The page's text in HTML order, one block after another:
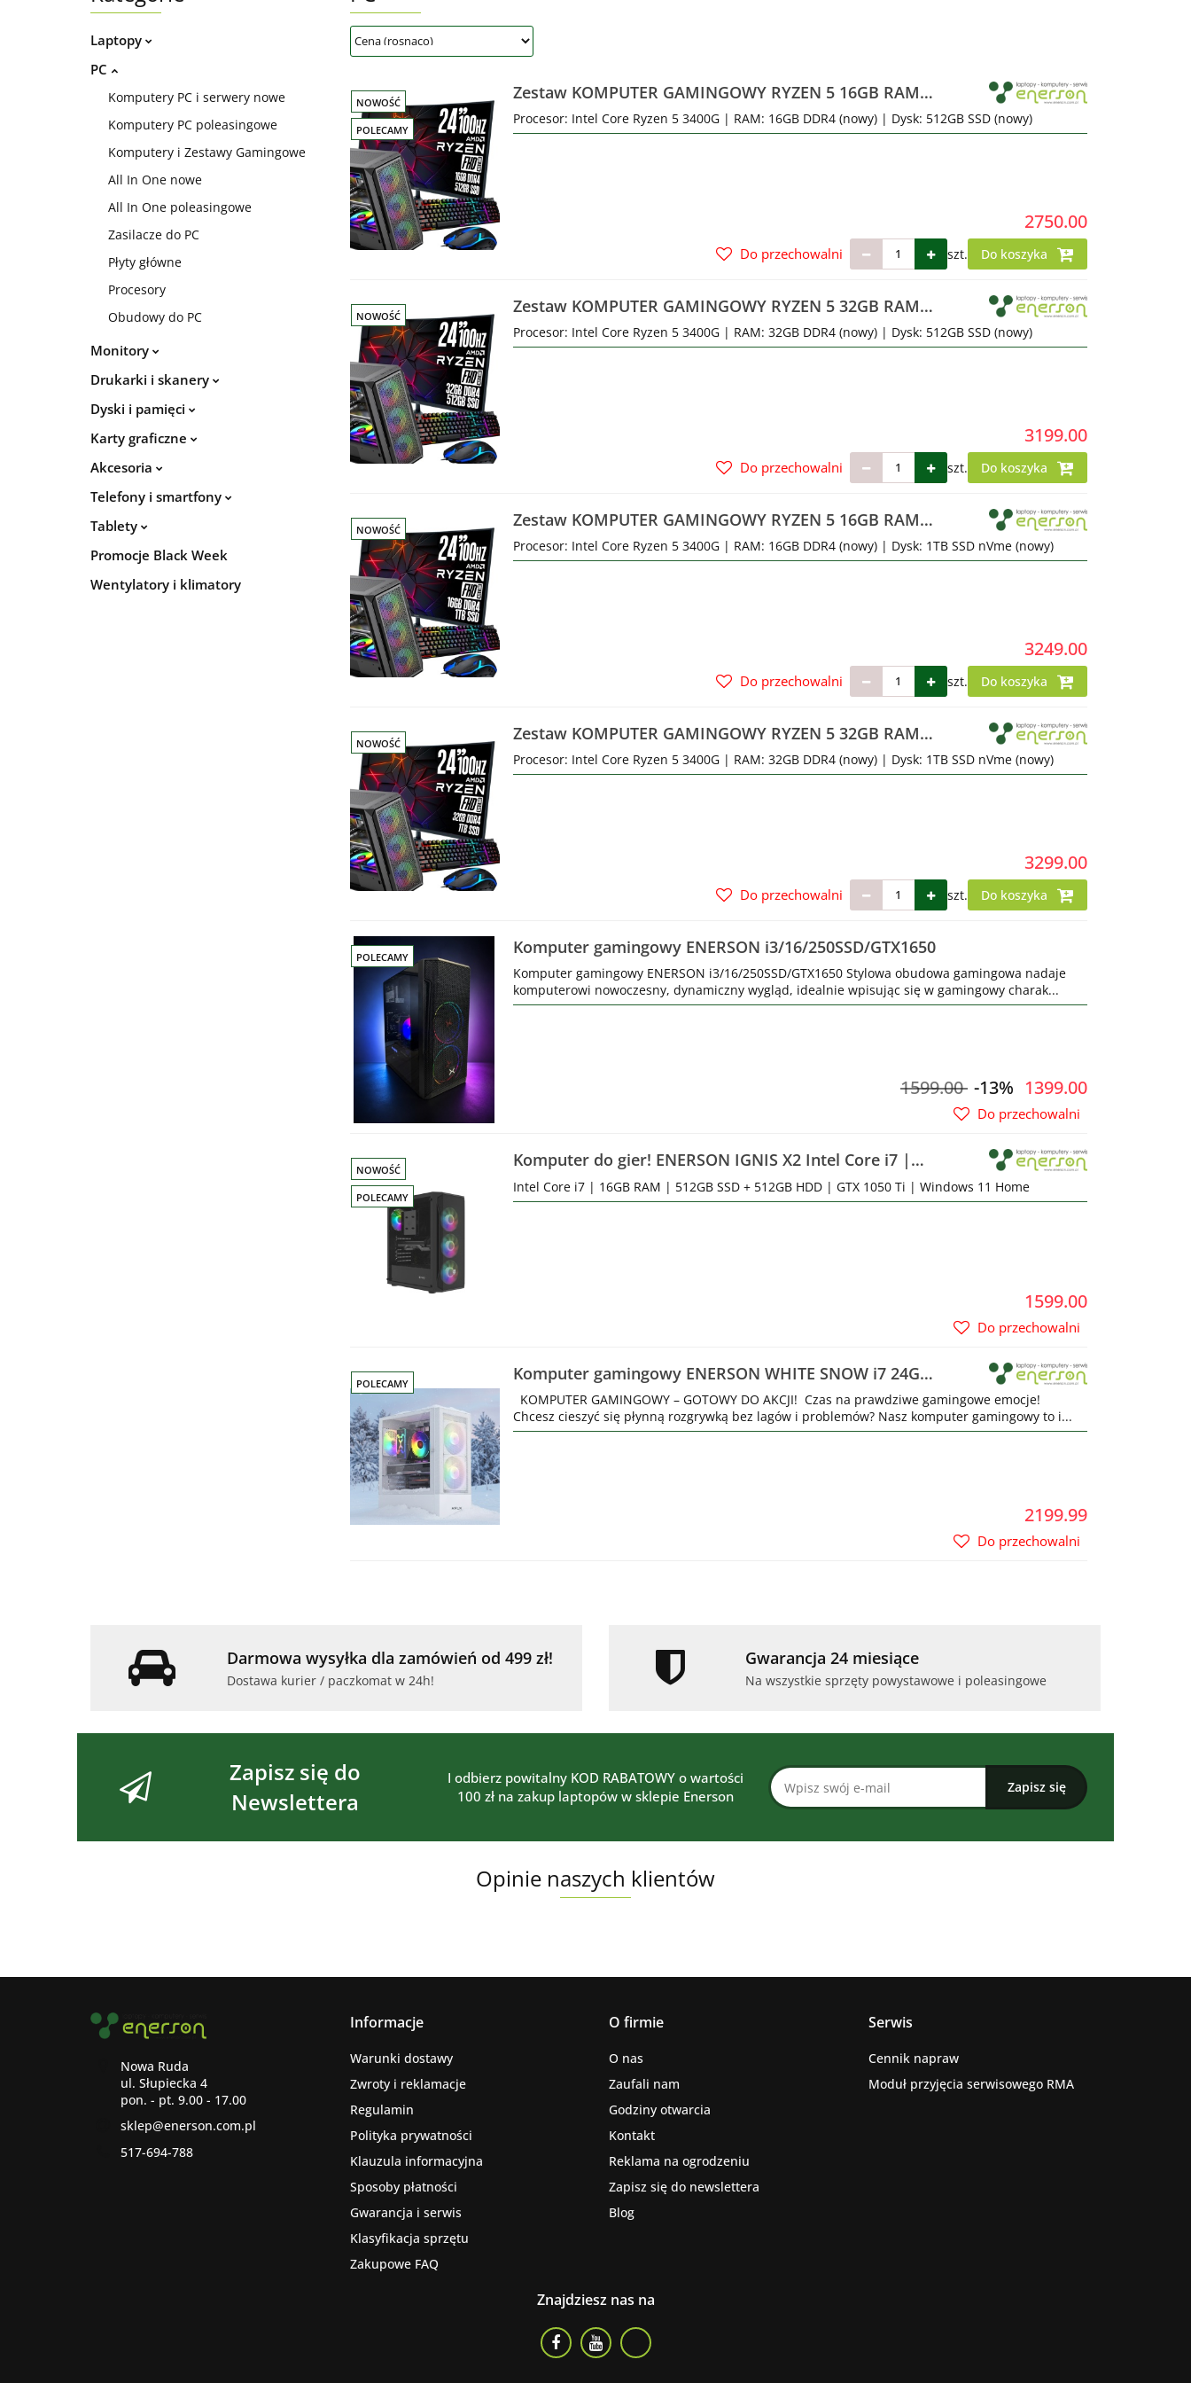
Laptopy
PC
Komputery PC i serwery nowe
Komputery PC poleasingowe
Komputery i Zestawy Gamingowe
All In One nowe
All In One poleasingowe
Zasilacze do PC
Płyty główne
Procesory
Obudowy do PC
Monitory
Drukarki i skanery
Dyski i pamięci
Karty graficzne
Akcesoria
Telefony i smartfony
Tablety
Promocje Black Week
Wentylatory i klimatory
NOWOŚĆ
POLECAMY
Zestaw KOMPUTER GAMINGOWY RYZEN 5 16GB RAM
512GB SSD + Monitor do gier 24 WiFi
Procesor: Intel Core Ryzen 5 3400G | RAM: 16GB DDR4 (nowy) | Dysk: 512GB SSD (nowy)
2750.00
szt. Do koszyka
Do przechowalni
NOWOŚĆ
Zestaw KOMPUTER GAMINGOWY RYZEN 5 32GB RAM
512GB SSD + Monitor do gier 24 WiFi
Procesor: Intel Core Ryzen 5 3400G | RAM: 32GB DDR4 (nowy) | Dysk: 512GB SSD (nowy)
3199.00
szt. Do koszyka
Do przechowalni
NOWOŚĆ
Zestaw KOMPUTER GAMINGOWY RYZEN 5 16GB RAM
1TB SSD + Monitor do gier 24 WiFi
Procesor: Intel Core Ryzen 5 3400G | RAM: 16GB DDR4 (nowy) | Dysk: 1TB SSD nVme (nowy)
3249.00
szt. Do koszyka
Do przechowalni
NOWOŚĆ
Zestaw KOMPUTER GAMINGOWY RYZEN 5 32GB RAM
1TB SSD + Monitor do gier 24 WiFi
Procesor: Intel Core Ryzen 5 3400G | RAM: 32GB DDR4 (nowy) | Dysk: 1TB SSD nVme (nowy)
3299.00
szt. Do koszyka
Do przechowalni
POLECAMY Komputer gamingowy ENERSON i3/16/250SSD/GTX1650
Komputer gamingowy ENERSON i3/16/250SSD/GTX1650 Stylowa obudowa gamingowa nadaje
komputerowi nowoczesny, dynamiczny wygląd, idealnie wpisując się w gamingowy charak...
1599.00 -13% 1399.00
Do przechowalni
NOWOŚĆ
POLECAMY
Komputer do gier! ENERSON IGNIS X2 Intel Core i7 |
GTX1050 Ti 4GB
Intel Core i7 | 16GB RAM | 512GB SSD + 512GB HDD | GTX 1050 Ti | Windows 11 Home
1599.00
Do przechowalni
POLECAMY
Komputer gamingowy ENERSON WHITE SNOW i7 24GB
RAM 256GB SSD + 500GB HDD
KOMPUTER GAMINGOWY – GOTOWY DO AKCJI! Czas na prawdziwe gamingowe emocje!
Chcesz cieszyć się płynną rozgrywką bez lagów i problemów? Nasz komputer gamingowy to i...
2199.99
Do przechowalni
Darmowa wysyłka dla zamówień od 499 zł!
Dostawa kurier / paczkomat w 24h!
Gwarancja 24 miesiące
Na wszystkie sprzęty powystawowe i poleasingowe
Zapisz się do
Newslettera
I odbierz powitalny KOD RABATOWY o wartości
100 zł na zakup laptopów w sklepie Enerson
Opinie naszych klientów
Nowa Ruda
ul. Słupiecka 4
pon. - pt. 9.00 - 17.00
sklep@enerson.com.pl
517-694-788
Informacje
Warunki dostawy
Zwroty i reklamacje
Regulamin
Polityka prywatności
Klauzula informacyjna
Sposoby płatności
Gwarancja i serwis
Klasyfikacja sprzętu
Zakupowe FAQ
O firmie
O nas
Zaufali nam
Godziny otwarcia
Kontakt
Reklama na ogrodzeniu
Zapisz się do newslettera
Blog
Serwis
Cennik napraw
Moduł przyjęcia serwisowego RMA
Znajdziesz nas na